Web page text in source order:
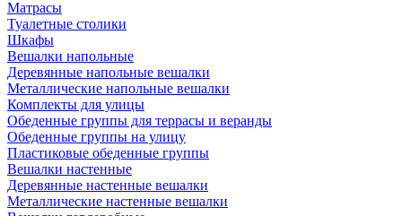
Матрасы
Туалетные столики
Шкафы
Вешалки напольные
Деревянные напольные вешалки
Металлические напольные вешалки
Комплекты для улицы
Обеденные группы для террасы и веранды
Обеденные группы на улицу
Пластиковые обеденные группы
Вешалки настенные
Деревянные настенные вешалки
Металлические настенные вешалки